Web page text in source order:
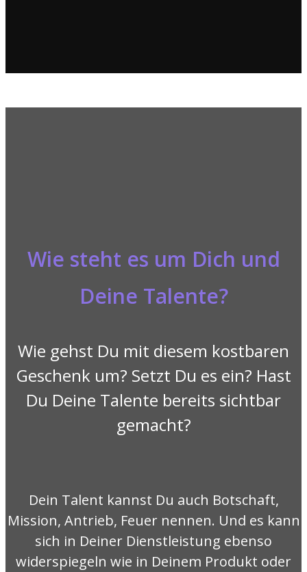
Wie steht es um Dich und
Deine Talente?
Wie gehst Du mit diesem kostbaren
Geschenk um? Setzt Du es ein? Hast
Du Deine Talente bereits sichtbar
gemacht?
Dein Talent kannst Du auch Botschaft,
Mission, Antrieb, Feuer nennen. Und es kann
sich in Deiner Dienstleistung ebenso
widerspiegeln wie in Deinem Produkt oder